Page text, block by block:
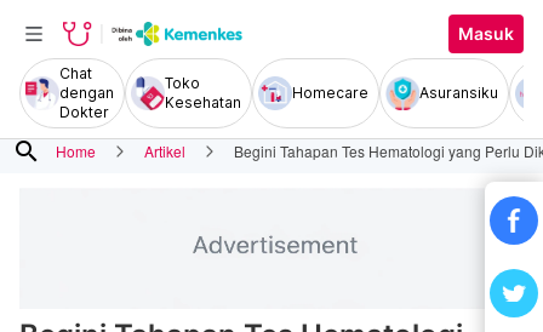
Masuk
Chat
dengan
Dokter
Toko
Kesehatan
Homecare Asuransiku
search Home Artikel Begini Tahapan Tes Hematologi yang Perlu